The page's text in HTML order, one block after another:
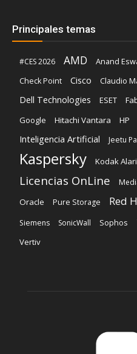
Principales temas
#CES 2026 AMD Anand
Check Point
Cisco Claudio
Dell Technologies ESET
Google Hitachi Vantara HP
Inteligencia Artificial Jeetu
Kaspersky Kodak
Licencias OnLine
Oracle Pure Storage Red
Siemens SonicWall Sophos
Vertiv